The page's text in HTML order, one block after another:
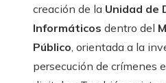
creación de la Unidad de
Informáticos dentro del
Público, orientada a la
persecución de crímenes